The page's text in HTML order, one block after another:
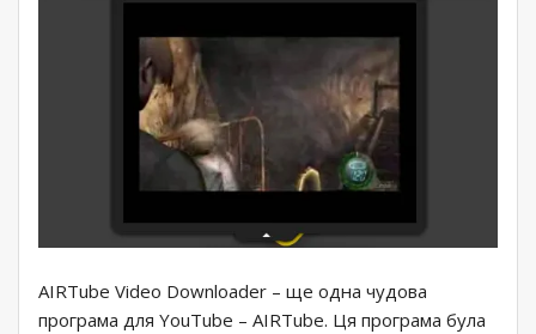
AIRTube Video Downloader – ще одна чудова
програма для YouTube – AIRTube. Ця програма була